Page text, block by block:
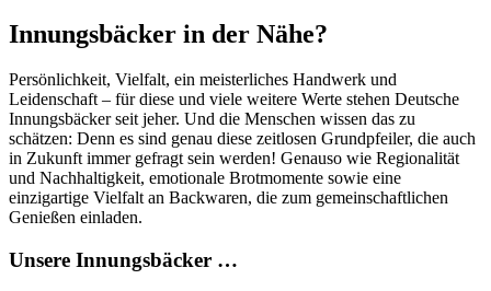
Innungsbäcker in der Nähe?
Persönlichkeit, Vielfalt, ein meisterliches Handwerk und
Leidenschaft – für diese und viele weitere Werte stehen Deutsche
Innungsbäcker seit jeher. Und die Menschen wissen das zu
schätzen: Denn es sind genau diese zeitlosen Grundpfeiler, die auch
in Zukunft immer gefragt sein werden! Genauso wie Regionalität
und Nachhaltigkeit, emotionale Brotmomente sowie eine
einzigartige Vielfalt an Backwaren, die zum gemeinschaftlichen
Genießen einladen.
Unsere Innungsbäcker …